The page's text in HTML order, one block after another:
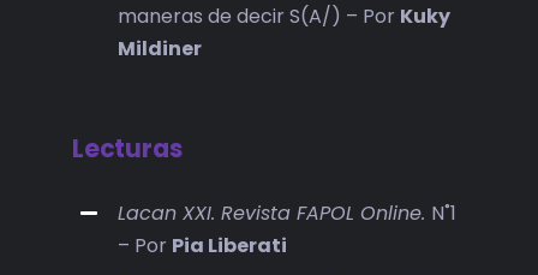
maneras de decir S(A/) – Por Kuky
Mildiner
Lecturas
Lacan XXI. Revista FAPOL Online. N˚1
– Por Pia Liberati